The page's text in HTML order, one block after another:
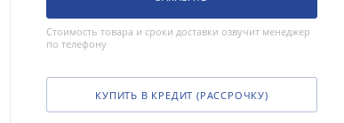
Стоимость товара и сроки доставки озвучит менеджер
по телефону
КУПИТЬ В КРЕДИТ (РАССРОЧКУ)